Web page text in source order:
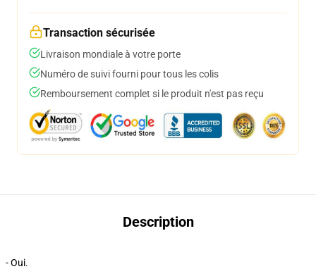
Transaction sécurisée
Livraison mondiale à votre porte
Numéro de suivi fourni pour tous les colis
Remboursement complet si le produit n'est pas reçu
Description
- Oui.